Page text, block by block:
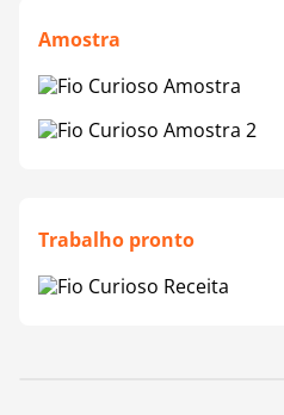
Amostra
Trabalho pronto